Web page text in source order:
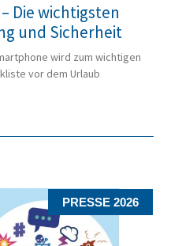
Die wichtigsten
und Sicherheit
wird zum wichtigen
vor dem Urlaub
PRESSE 2026